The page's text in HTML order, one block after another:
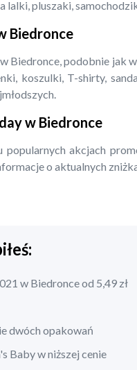
lalki, pluszaki,
Biedronce
Biedronce, podobnie jak
koszulki, T-shirty,
w Biedronce
popularnych akcjach
o aktualnych
w Biedronce od 5,49 zł
dwóch opakowań
Baby w niższej cenie